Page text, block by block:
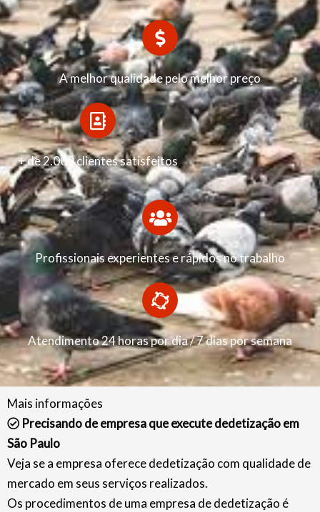
A melhor qualidade pelo melhor preço
+ de 2.000 clientes satisfeitos
Profissionais experientes e rápidos no trabalho
Atendimento 24 horas por dia / 7 dias por semana
Mais informações
Precisando de empresa que execute dedetização em
São Paulo
Veja se a empresa oferece dedetização com qualidade de
mercado em seus serviços realizados.
Os procedimentos de uma empresa de dedetização é